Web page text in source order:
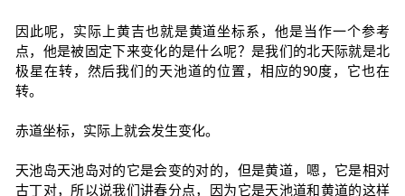
因此呢，实际上黄吉也就是黄道坐标系，他是当作一个参考
点，他是被固定下来变化的是什么呢？是我们的北天际就是北
极星在转，然后我们的天池道的位置，相应的90度，它也在
转。
赤道坐标，实际上就会发生变化。
天池岛天池岛对的它是会变的对的，但是黄道，嗯，它是相对
古丁对，所以说我们讲春分点，因为它是天池道和黄道的这样